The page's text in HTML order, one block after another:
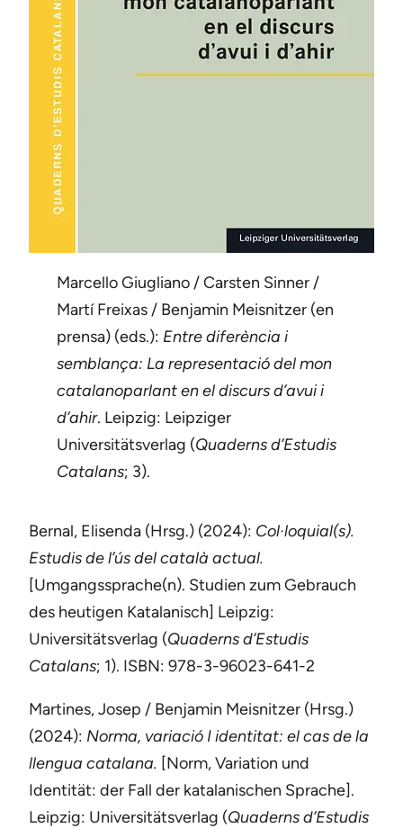
Marcello Giugliano / Carsten Sinner /
Martí Freixas / Benjamin Meisnitzer (en
prensa) (eds.): Entre diferència i
semblança: La representació del mon
catalanoparlant en el discurs d’avui i
d’ahir. Leipzig: Leipziger
Universitätsverlag (Quaderns d’Estudis
Catalans; 3).
Bernal, Elisenda (Hrsg.) (2024): Col·loquial(s).
Estudis de l’ús del català actual.
[Umgangssprache(n). Studien zum Gebrauch
des heutigen Katalanisch] Leipzig:
Universitätsverlag (Quaderns d’Estudis
Catalans; 1). ISBN: 978-3-96023-641-2
Martines, Josep / Benjamin Meisnitzer (Hrsg.)
(2024): Norma, variació I identitat: el cas de la
llengua catalana. [Norm, Variation und
Identität: der Fall der katalanischen Sprache].
Leipzig: Universitätsverlag (Quaderns d’Estudis